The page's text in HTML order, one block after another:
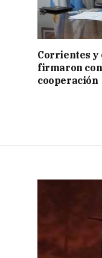
Corrientes y
firmaron
cooperación